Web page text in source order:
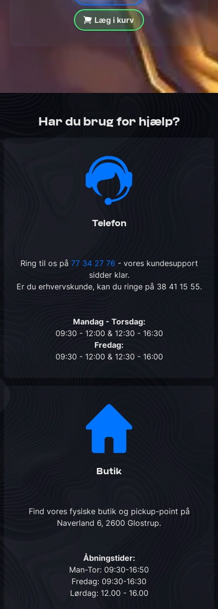
Læg i kurv
Har du brug for hjælp?
Telefon
Ring til os på 77 34 27 76 - vores kundesupport
sidder klar.
Er du erhvervskunde, kan du ringe på 38 41 15 55.
Mandag - Torsdag:
09:30 - 12:00 & 12:30 - 16:30
Fredag:
09:30 - 12:00 & 12:30 - 16:00
Butik
Find vores fysiske butik og pickup-point på
Naverland 6, 2600 Glostrup.
Åbningstider:
Man-Tor: 09:30-16:50
Fredag: 09:30-16:30
Lørdag: 12.00 - 16.00